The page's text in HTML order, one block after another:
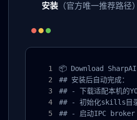
安装 （官方唯一推荐路径
📦 Download
## 安装后自动完成：
## - 下载适配本机的
## - 初始化skills目
## - 启动IPC broker